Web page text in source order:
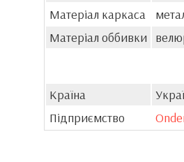
Матеріал каркаса
Матеріал оббивки
Країна
Підприємство